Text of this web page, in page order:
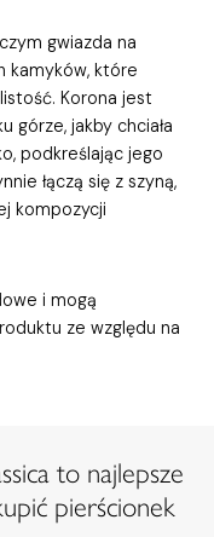
gwiazda na
kamyków, które
Korona jest
górze, jakby chciała
podkreślając jego
łączą się z szyną,
kompozycji
i mogą
ze względu na
to najlepsze
pierścionek